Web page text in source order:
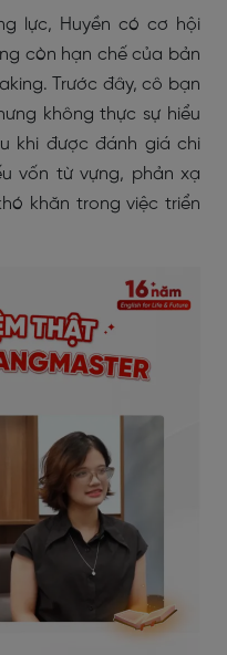
lực, Huyền có cơ hội
còn hạn chế của bản
Trước đây, cô bạn
không thực sự hiểu
khi được đánh giá chi
vốn từ vựng, phản xạ
khăn trong việc triển